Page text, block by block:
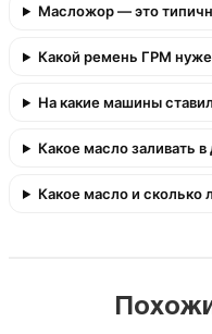
Масложор — это
Какой ремень ГРМ
На какие машины
Какое масло заливать
Какое масло и сколько